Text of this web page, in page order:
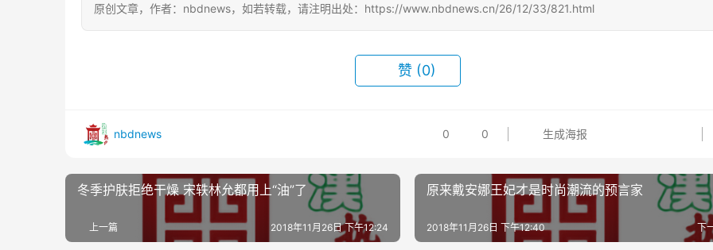
原创文章，作者：nbdnews，如若转载，请注明出处：https://www.nbdnews.cn/26/12/33/821.html
赞 (0)
nbdnews 0 0 生成海报
冬季护肤拒绝干燥 宋轶林允都用上“油”了
上一篇 2018年11月26日 下午12:24
原来戴安娜王妃才是时尚潮流的预言家
下
2018年11月26日 下午12:40